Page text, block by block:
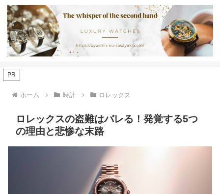
PR
ホーム 時計 ロレックス
ロレックスの盗難はバレる！発覚する5つ
の理由と悲惨な末路